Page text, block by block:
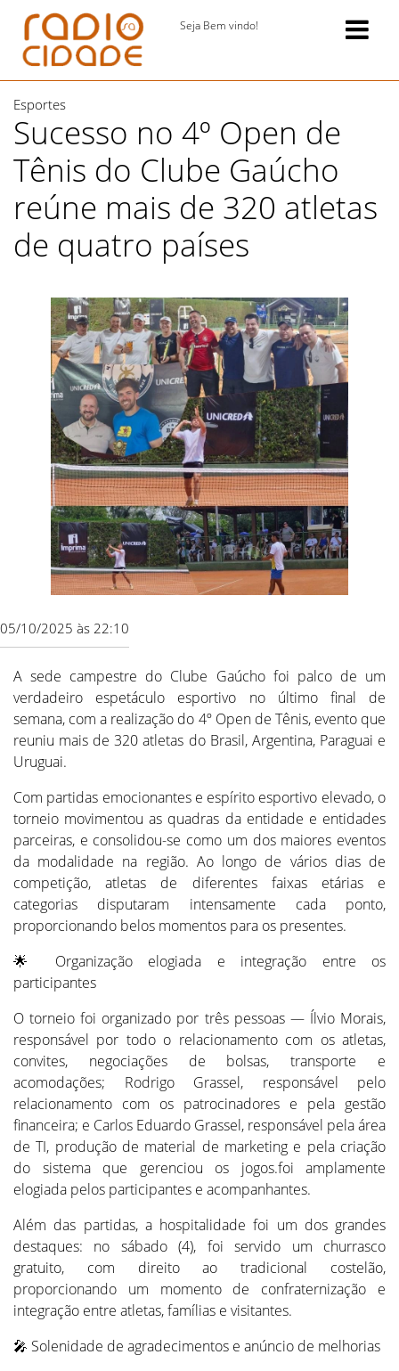
Seja Bem vindo!
Esportes
Sucesso no 4º Open de
Tênis do Clube Gaúcho
reúne mais de 320 atletas
de quatro países
05/10/2025 às 22:10
A sede campestre do Clube Gaúcho foi palco de um
verdadeiro espetáculo esportivo no último final de
semana, com a realização do 4º Open de Tênis, evento que
reuniu mais de 320 atletas do Brasil, Argentina, Paraguai e
Uruguai.
Com partidas emocionantes e espírito esportivo elevado, o
torneio movimentou as quadras da entidade e entidades
parceiras, e consolidou-se como um dos maiores eventos
da modalidade na região. Ao longo de vários dias de
competição, atletas de diferentes faixas etárias e
categorias disputaram intensamente cada ponto,
proporcionando belos momentos para os presentes.
🌟 Organização elogiada e integração entre os
participantes
O torneio foi organizado por três pessoas — Ílvio Morais,
responsável por todo o relacionamento com os atletas,
convites, negociações de bolsas, transporte e
acomodações; Rodrigo Grassel, responsável pelo
relacionamento com os patrocinadores e pela gestão
financeira; e Carlos Eduardo Grassel, responsável pela área
de TI, produção de material de marketing e pela criação
do sistema que gerenciou os jogos.foi amplamente
elogiada pelos participantes e acompanhantes.
Além das partidas, a hospitalidade foi um dos grandes
destaques: no sábado (4), foi servido um churrasco
gratuito, com direito ao tradicional costelão,
proporcionando um momento de confraternização e
integração entre atletas, famílias e visitantes.
🎤 Solenidade de agradecimentos e anúncio de melhorias